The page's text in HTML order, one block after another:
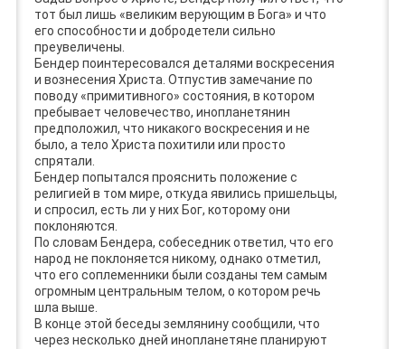
тот был лишь «великим верующим в Бога» и что
его способности и добродетели сильно
преувеличены.
Бендер поинтересовался деталями воскресения
и вознесения Христа. Отпустив замечание по
поводу «примитивного» состояния, в котором
пребывает человечество, инопланетянин
предположил, что никакого воскресения и не
было, а тело Христа похитили или просто
спрятали.
Бендер попытался прояснить положение с
религией в том мире, откуда явились пришельцы,
и спросил, есть ли у них Бог, которому они
поклоняются.
По словам Бендера, собеседник ответил, что его
народ не поклоняется никому, однако отметил,
что его соплеменники были созданы тем самым
огромным центральным телом, о котором речь
шла выше.
В конце этой беседы землянину сообщили, что
через несколько дней инопланетяне планируют